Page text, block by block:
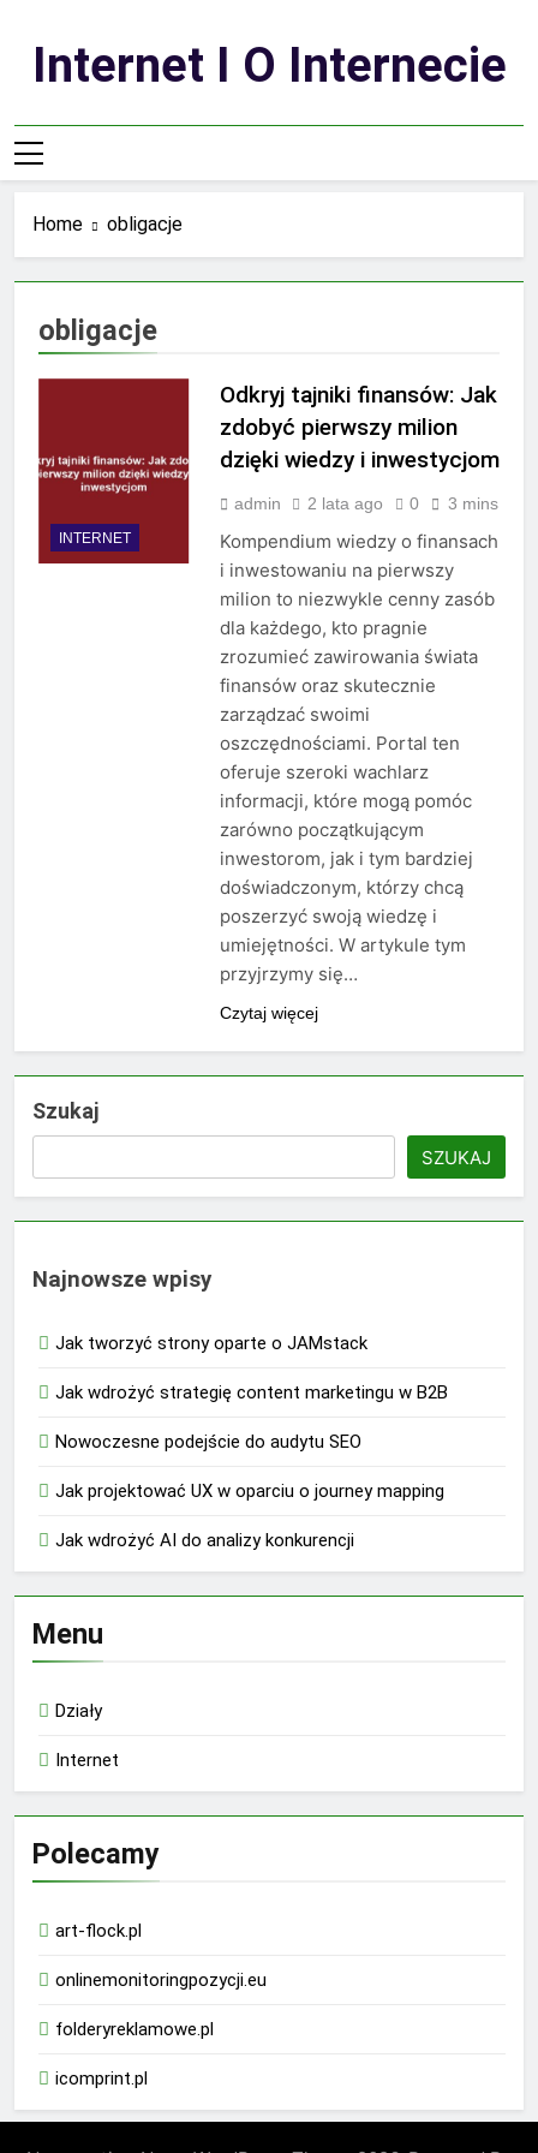
contentInternet I O Internecie
Home obligacje
obligacje
INTERNET
Odkryj tajniki finansów: Jak
zdobyć pierwszy milion
dzięki wiedzy i inwestycjom
admin 2 lata ago 0 3 mins
Kompendium wiedzy o finansach
i inwestowaniu na pierwszy
milion to niezwykle cenny zasób
dla każdego, kto pragnie
zrozumieć zawirowania świata
finansów oraz skutecznie
zarządzać swoimi
oszczędnościami. Portal ten
oferuje szeroki wachlarz
informacji, które mogą pomóc
zarówno początkującym
inwestorom, jak i tym bardziej
doświadczonym, którzy chcą
poszerzyć swoją wiedzę i
umiejętności. W artykule tym
przyjrzymy się…
Czytaj więcej
Szukaj
SZUKAJ
Najnowsze wpisy
Jak tworzyć strony oparte o JAMstack
Jak wdrożyć strategię content marketingu w B2B
Nowoczesne podejście do audytu SEO
Jak projektować UX w oparciu o journey mapping
Jak wdrożyć AI do analizy konkurencji
Menu
Działy
Internet
Polecamy
art-flock.pl
onlinemonitoringpozycji.eu
folderyreklamowe.pl
icomprint.pl